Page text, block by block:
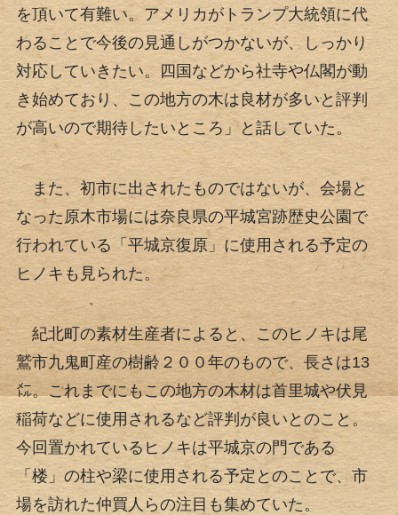
を頂いて有難い。アメリカがトランプ大統領に代
わることで今後の見通しがつかないが、しっかり
対応していきたい。四国などから社寺や仏閣が動
き始めており、この地方の木は良材が多いと評判
が高いので期待したいところ」と話していた。
また、初市に出されたものではないが、会場と
なった原木市場には奈良県の平城宮跡歴史公園で
行われている「平城京復原」に使用される予定の
ヒノキも見られた。
紀北町の素材生産者によると、このヒノキは尾
鷲市九鬼町産の樹齢２００年のもので、長さは13
㍍。これまでにもこの地方の木材は首里城や伏見
稲荷などに使用されるなど評判が良いとのこと。
今回置かれているヒノキは平城京の門である
「楼」の柱や梁に使用される予定とのことで、市
場を訪れた仲買人らの注目も集めていた。